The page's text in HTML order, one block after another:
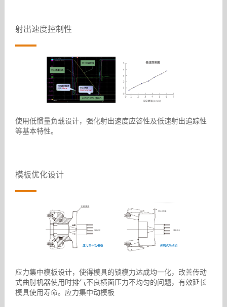
射出速度控制性
使用低惯量负载设计，强化射出速度应答性及低速射出追踪性
等基本特性。
模板优化设计
应力集中模板设计，使得模具的锁模力达成均一化，改善传动
式曲肘机器使用时排气不良横面压力不均匀的问题，有效延长
模具使用寿命。应力集中动模板